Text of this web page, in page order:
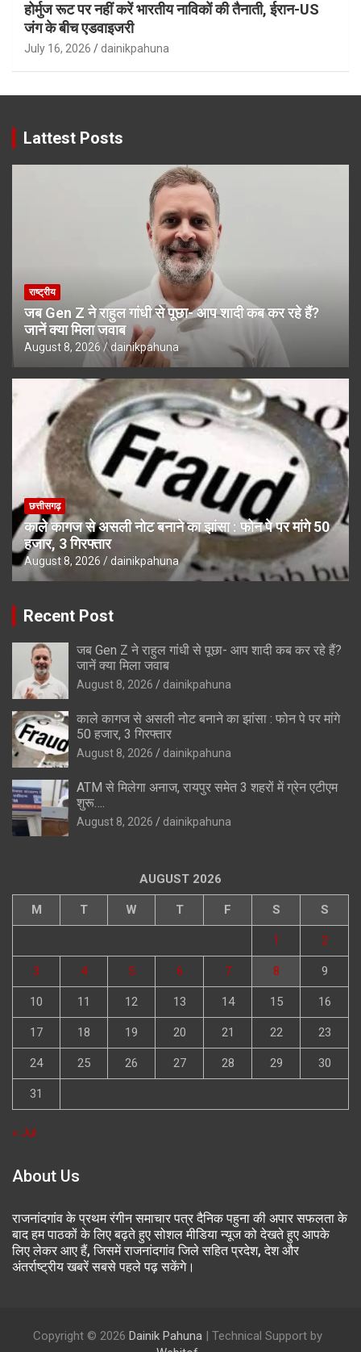
होर्मुज रूट पर नहीं करें भारतीय नाविकों की तैनाती, ईरान-US
जंग के बीच एडवाइजरी
July 16, 2026 dainikpahuna
Lattest Posts
राष्ट्रीय
जब Gen Z ने राहुल गांधी से पूछा- आप शादी कब कर रहे हैं?
जानें क्या मिला जवाब
August 8, 2026 dainikpahuna
छत्तीसगढ़
काले कागज से असली नोट बनाने का झांसा : फोन पे पर मांगे 50
हजार, 3 गिरफ्तार
August 8, 2026 dainikpahuna
Recent Post
जब Gen Z ने राहुल गांधी से पूछा- आप शादी कब कर रहे हैं?
जानें क्या मिला जवाब
August 8, 2026 dainikpahuna
काले कागज से असली नोट बनाने का झांसा : फोन पे पर मांगे
50 हजार, 3 गिरफ्तार
August 8, 2026 dainikpahuna
ATM से मिलेगा अनाज, रायपुर समेत 3 शहरों में ग्रेन एटीएम
शुरू….
August 8, 2026 dainikpahuna
AUGUST 2026
M T W T F S S
1 2
3 4 5 6 7 8 9
10 11 12 13 14 15 16
17 18 19 20 21 22 23
24 25 26 27 28 29 30
31
« Jul
About Us
राजनांदगांव के प्रथम रंगीन समाचार पत्र दैनिक पहुना की अपार सफलता के
बाद हम पाठकों के लिए बढ़ते हुए सोशल मीडिया न्यूज को देखते हुए आपके
लिए लेकर आए हैं, जिसमें राजनांदगांव जिले सहित प्रदेश, देश और
अंतर्राष्ट्रीय खबरें सबसे पहले पढ़ सकेंगे।
Copyright © 2026 Dainik Pahuna| Technical Support by